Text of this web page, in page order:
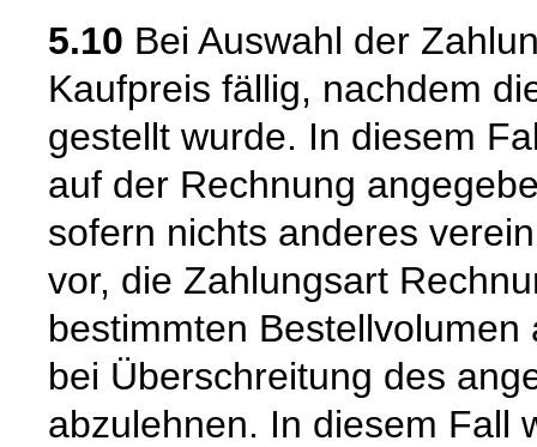
5.10 Bei Auswahl der
Kaufpreis fällig, nachdem
gestellt wurde. In diesem
auf der Rechnung
sofern nichts anderes
vor, die Zahlungsart
bestimmten
bei Überschreitung des
abzulehnen. In diesem Fall